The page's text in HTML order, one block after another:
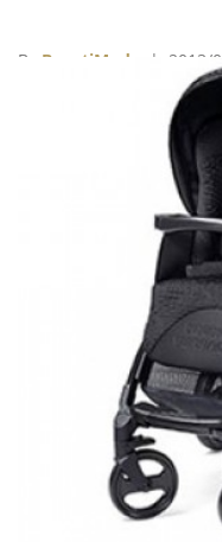
印刷出版。 想必這本
媽媽們遠離產後憂鬱
By BeautiMode | 2013/